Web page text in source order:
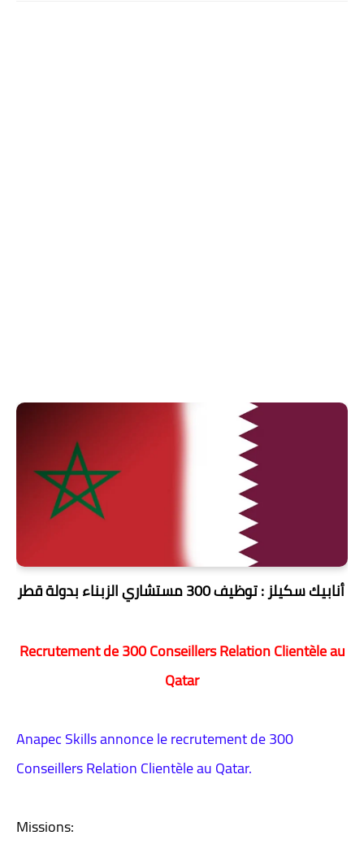
أنابيك سكيلز :
Recrutement de 300 Conseillers Relation Clientèle au
Qatar
Anapec Skills annonce le recrutement de 300
Conseillers Relation Clientèle au Qatar.
Missions: